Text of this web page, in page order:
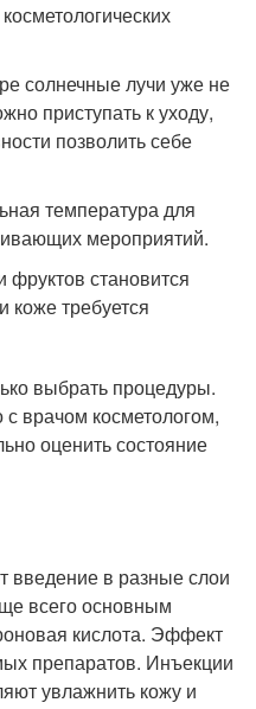
солнечные лучи уже не
приступать к уходу,
позволить себе
температура для
мероприятий.
становится
требуется
выбрать процедуры.
с врачом косметологом,
оценить состояние
введение в разные слои
всего основным
кислота. Эффект
препаратов. Инъекции
увлажнить кожу и